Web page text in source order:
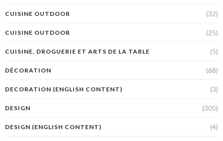
CUISINE OUTDOOR (32)
CUISINE OUTDOOR (25)
CUISINE, DROGUERIE ET ARTS DE LA TABLE (5)
DÉCORATION (68)
DECORATION (ENGLISH CONTENT) (3)
DESIGN (305)
DESIGN (ENGLISH CONTENT) (4)